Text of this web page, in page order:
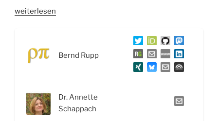
„WSR038
Sommerpause
Schwefel,
Remdesivir
und
weiterlesen
Bernd Rupp
Dr. Annette
Schappach